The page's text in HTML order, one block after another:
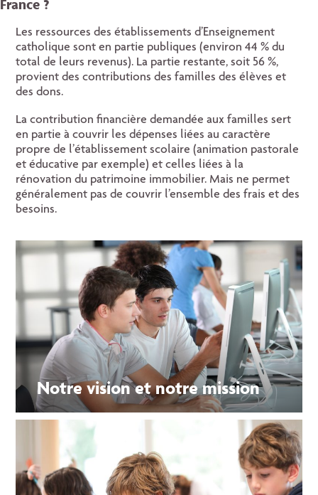
France ?
Les ressources des établissements d’Enseignement
catholique sont en partie publiques (environ 44 % du
total de leurs revenus). La partie restante, soit 56 %,
provient des contributions des familles des élèves et
des dons.
La contribution financière demandée aux familles sert
en partie à couvrir les dépenses liées au caractère
propre de l’établissement scolaire (animation pastorale
et éducative par exemple) et celles liées à la
rénovation du patrimoine immobilier. Mais ne permet
généralement pas de couvrir l’ensemble des frais et des
besoins.
Notre vision et notre mission